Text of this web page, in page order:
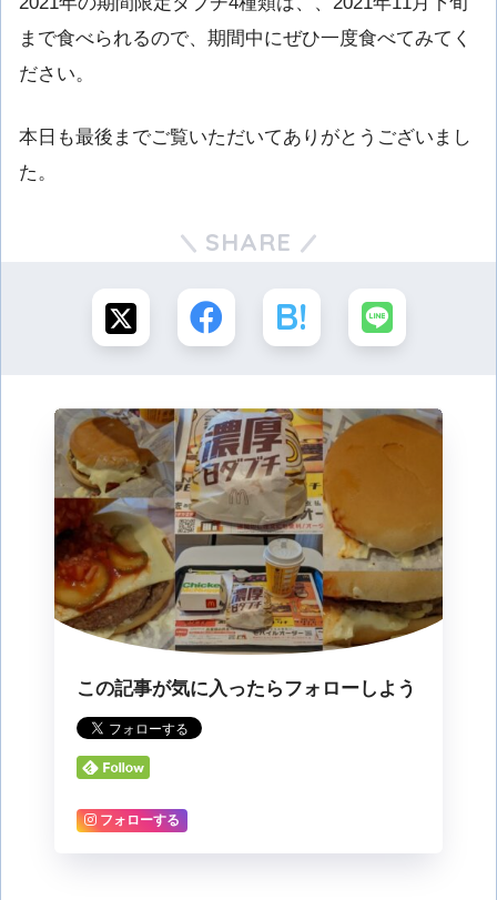
まで食べられるので、期間中にぜひ一度食べてみてく
ださい。
本日も最後までご覧いただいてありがとうございまし
た。
SHARE
この記事が気に入ったらフォローしよう
フォローする